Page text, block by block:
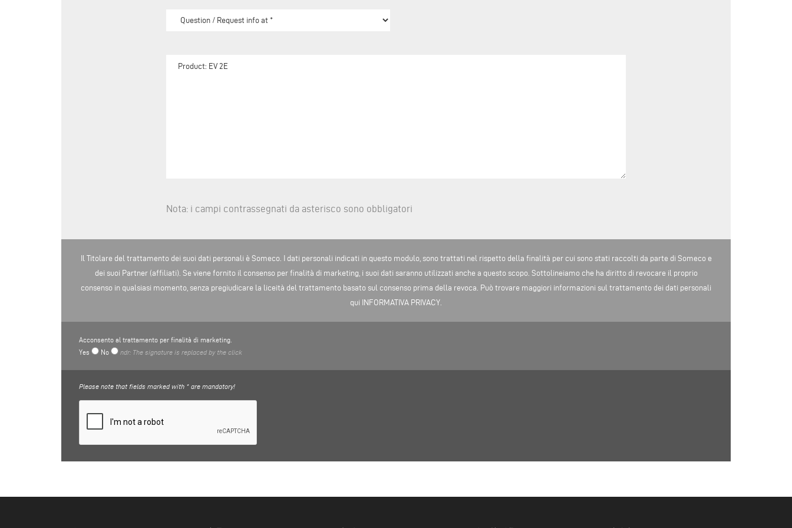
Nota: i campi contrassegnati da asterisco sono obbligatori
Il Titolare del trattamento dei suoi dati personali è Someco. I dati personali indicati in questo modulo, sono trattati nel rispetto della finalità per cui sono stati raccolti da parte di Someco e
dei suoi Partner (affiliati). Se viene fornito il consenso per finalità di marketing, i suoi dati saranno utilizzati anche a questo scopo. Sottolineiamo che ha diritto di revocare il proprio
consenso in qualsiasi momento, senza pregiudicare la liceità del trattamento basato sul consenso prima della revoca. Può trovare maggiori informazioni sul trattamento dei dati personali
qui INFORMATIVA PRIVACY.
Acconsento al trattamento per finalità di marketing.
Yes
No ndr: The signature is replaced by the click
Please note that fields marked with * are mandatory!